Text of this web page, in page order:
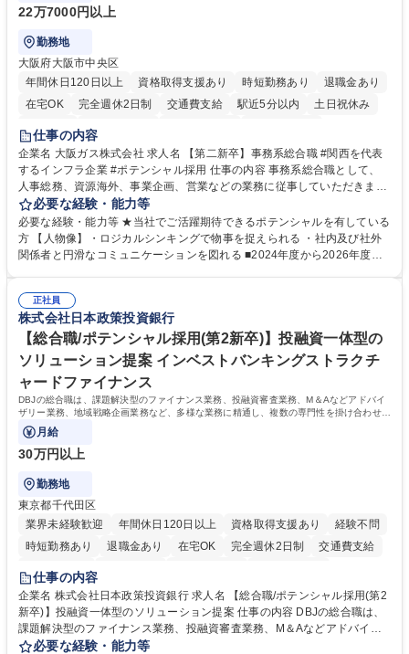
22万7000円以上
勤務地
大阪府大阪市中央区
年間休日120日以上
資格取得支援あり 時短勤務あり
退職金あり
在宅OK
完全週休2日制 交通費支給 駅近5分以内
土日祝休み
服装自由
第二新卒歓迎
仕事の内容
企業名 大阪ガス株式会社 求人名 【第二新卒】事務系総合職 #関西を代表
するインフラ企業 #ポテンシャル採用 仕事の内容 事務系総合職として、
人事総務、資源海外、事業企画、営業などの業務に従事していただきま
す。 【業務内容の一例】■所属事業部の勤労業務 ■海外に関係する各種業
務 ■営業部門の企画スタッフ、ルート営業 【キャリアパス】入社後の配属
ポジションで一定期間ご活躍頂いた後、本人の適性及び将来のキャリアを
鑑みてジョブローテーションを行います。 【育成】OJTでの現場育成や研
表するインフラ企業 #ポテンシャル採用
必要な経験・能力等
必要な経験・能力等 ★当社でご活躍期待できるポテンシャルを有している
方 【人物像】・ロジカルシンキングで物事を捉えられる ・社内及び社外
関係者と円滑なコミュニケーションを図れる ■2024年度から2026年度ま
72.html ■エネルギーセキュリティの不安定化や気候変動による自然災害の
甚大化など、これまで以上に社会課題解決の重要性が高まっています。
「未来の日常」の創造に向けて持続可能な社会の実現に貢献してまいりま
す。 学歴・資格 学歴：大学院 大学 語学力： 資格：
正社員
株式会社日本政策投資銀行
【総合職/ポテンシャル採用(第2新卒)】投融資一体型の
ソリューション提案 インベストバンキングストラクチ
ャードファイナンス
DBJの総合職は、課題解決型のファイナンス業務、投融資審査業務、M＆Aなどアドバイ
ザリー業務、地域戦略企画業務など、多様な業務に精通し、複数の専門性を掛け合わせて
広く社会に貢献していく職種です。
月給
30万円以上
勤務地
東京都千代田区
業界未経験歓迎
年間休日120日以上 資格取得支援あり
経験不問
時短勤務あり
退職金あり 在宅OK 完全週休2日制
交通費支給
駅近5分以内
食事補助あり
託児所あり
仕事の内容
企業名 株式会社日本政策投資銀行 求人名 【総合職/ポテンシャル採用(第2
新卒)】投融資一体型のソリューション提案 仕事の内容 DBJの総合職は、
課題解決型のファイナンス業務、投融資審査業務、M＆Aなどアドバイザ
リー業務、地域戦略企画業務など、多様な業務に精通し、複数の専門性を
必要な経験・能力等